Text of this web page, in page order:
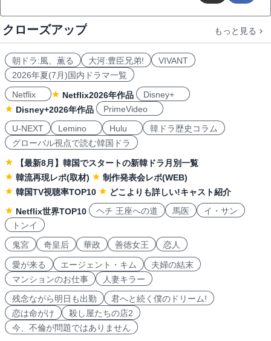
クローズアップ もっと見る
朝ドラ:風、薫る 大河:豊臣兄弟!
VIVANT
2026年夏(7月)国内ドラマ一覧
Netflix
Netflix2026年作品
Disney+
Disney+2026年作品
PrimeVideo
U-NEXT
Lemino Hulu
韓ドラ歴史コラム
グローバル視点で読む韓国ドラ
【最新8月】韓国でスタートの新韓ドラ月別一覧
韓流再現レポ(取材)
制作発表会レポ(WEB)
韓国TV視聴率TOP10
どこよりも詳しい!キャスト紹介
Netflix世界TOP10
ヘチ 王座への道 馬医
イ・サン
トンイ
鬼宮
奇皇后 華政 善徳女王 恋人
愛が来る エージェント・キム
夫婦の結末
マンションのお仕事
人妻キラー
残念ながら明日も出勤
君へと続く僕のドリーム!
恋は命がけ
殺し屋たちの店2
今、不倫が問題ではありません